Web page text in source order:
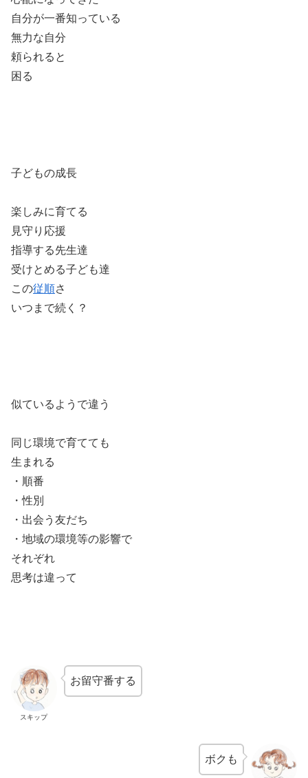
自分が一番知っている
無力な自分
頼られると
困る
子どもの成長
楽しみに育てる
見守り応援
指導する先生達
受けとめる子ども達
この従順さ
いつまで続く？
似ているようで違う
同じ環境で育てても
生まれる
・順番
・性別
・出会う友だち
・地域の環境等の影響で
それぞれ
思考は違って
スキップ
お留守番する
ボクも